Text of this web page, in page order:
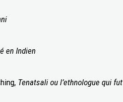
en Indien
Tenatsali ou l’ethnologue qui fut